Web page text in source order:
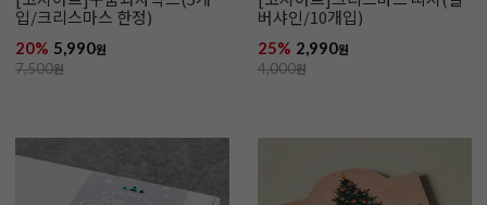
입/크리스마스 한정)
20% 5,990원
7,500원
버샤인/10개입)
25% 2,990원
4,000원